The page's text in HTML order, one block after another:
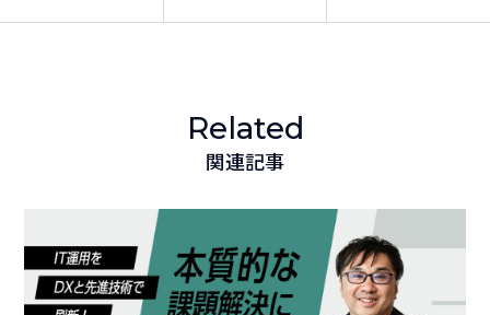
Related
関連記事